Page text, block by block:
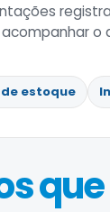
de estoque